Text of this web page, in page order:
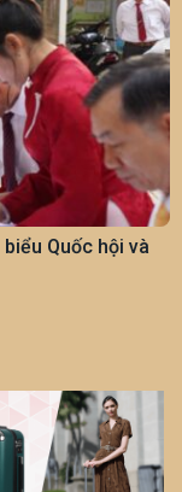
Quốc hội và